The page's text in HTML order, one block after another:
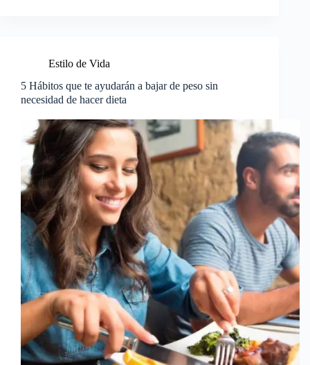
Estilo de Vida
5 Hábitos que te ayudarán a bajar de peso sin
necesidad de hacer dieta